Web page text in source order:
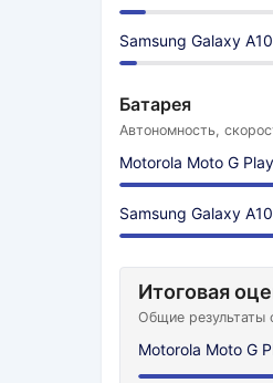
Samsung Galaxy
Батарея
Автономность,
Motorola Moto G
Samsung Galaxy
Итоговая
Общие результаты
Motorola Moto G